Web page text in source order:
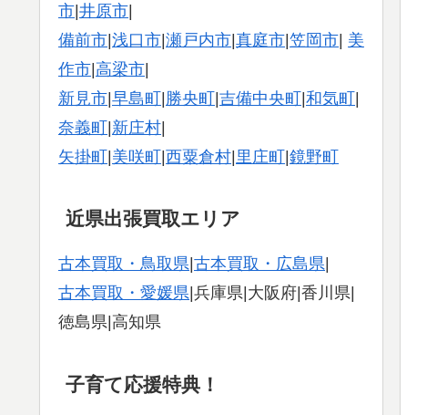
市|井原市|
備前市|浅口市|瀬戸内市|真庭市|笠岡市| 美
作市|高梁市|
新見市|早島町| 勝央町|吉備中央町|和気町|
奈義町|新庄村|
矢掛町|美咲町|西粟倉村| 里庄町|鏡野町
近県出張買取エリア
古本買取・鳥取県 古本買取・広島県
古本買取・愛媛県 |兵庫県|大阪府|香川県|
徳島県|高知県
子育て応援特典！